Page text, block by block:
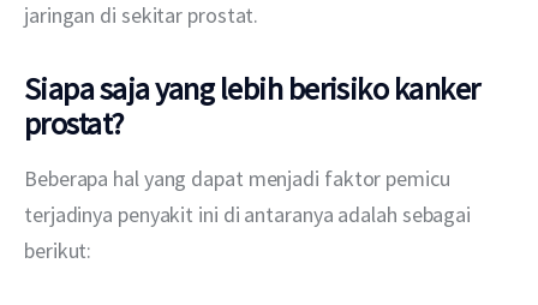
jaringan di sekitar prostat.
Siapa saja yang lebih berisiko kanker
prostat?
Beberapa hal yang dapat menjadi faktor pemicu
terjadinya penyakit ini di antaranya adalah sebagai
berikut: